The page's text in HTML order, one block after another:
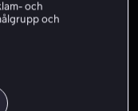
om att han
och
och